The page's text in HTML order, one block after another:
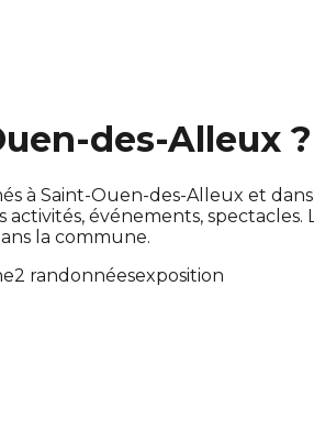
des-Alleux ?
à Saint-Ouen-des-Alleux et
événements, spectacles.
la commune.
2 randonnéesexposition